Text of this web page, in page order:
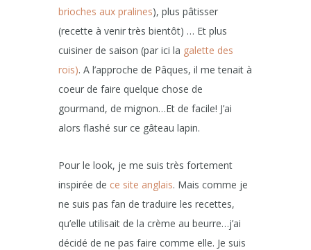
brioches aux pralines), plus pâtisser
(recette à venir très bientôt) … Et plus
cuisiner de saison (par ici la galette des
rois). A l’approche de Pâques, il me tenait à
coeur de faire quelque chose de
gourmand, de mignon…Et de facile! J’ai
alors flashé sur ce gâteau lapin.
Pour le look, je me suis très fortement
inspirée de ce site anglais. Mais comme je
ne suis pas fan de traduire les recettes,
qu’elle utilisait de la crème au beurre…j’ai
décidé de ne pas faire comme elle. Je suis